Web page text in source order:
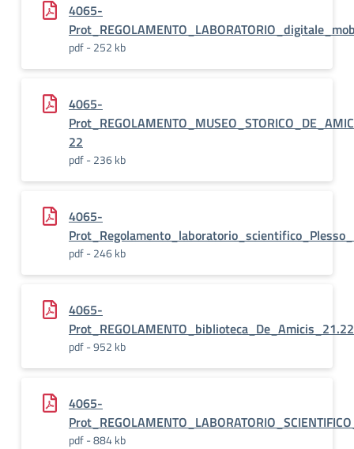
4065-
pdf - 252 kb
4065-
22
pdf - 236 kb
4065-
pdf - 246 kb
4065-
Prot_REGOLAMENTO_biblioteca_De_Amicis_21.22
pdf - 952 kb
4065-
pdf - 884 kb